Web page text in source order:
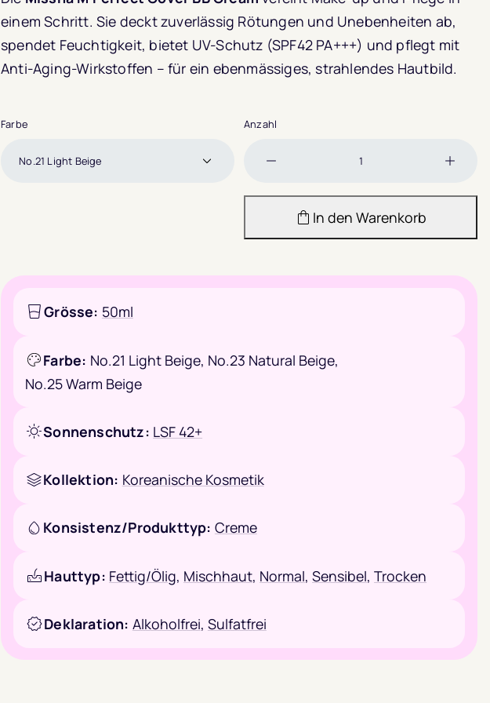
einem Schritt. Sie deckt zuverlässig Rötungen und Unebenheiten ab,
spendet Feuchtigkeit, bietet UV-Schutz (SPF42 PA+++) und pflegt mit
Anti-Aging-Wirkstoffen – für ein ebenmässiges, strahlendes Hautbild.
Farbe Anzahl
verringern
In den Warenkorb
Grösse: 50ml
Farbe: No.21 Light Beige, No.23 Natural Beige,
No.25 Warm Beige
Sonnenschutz: LSF 42+
Kollektion: Koreanische Kosmetik
Konsistenz/Produkttyp: Creme
Hauttyp: Fettig/Ölig, Mischhaut, Normal,Sensibel,Trocken
Deklaration: Alkoholfrei, Sulfatfrei